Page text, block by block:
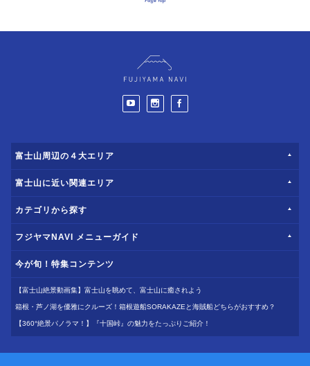
富士山周辺の４大エリア
富士山に近い関連エリア
カテゴリから探す
フジヤマNAVI メニューガイド
今が旬！特集コンテンツ
【富士山絶景動画集】富士山を眺めて、富士山に癒されよう
箱根・芦ノ湖を優雅にクルーズ！箱根遊船SORAKAZEと海賊船どちらがおすすめ？
【360°絶景パノラマ！】『十国峠』の魅力をたっぷりご紹介！